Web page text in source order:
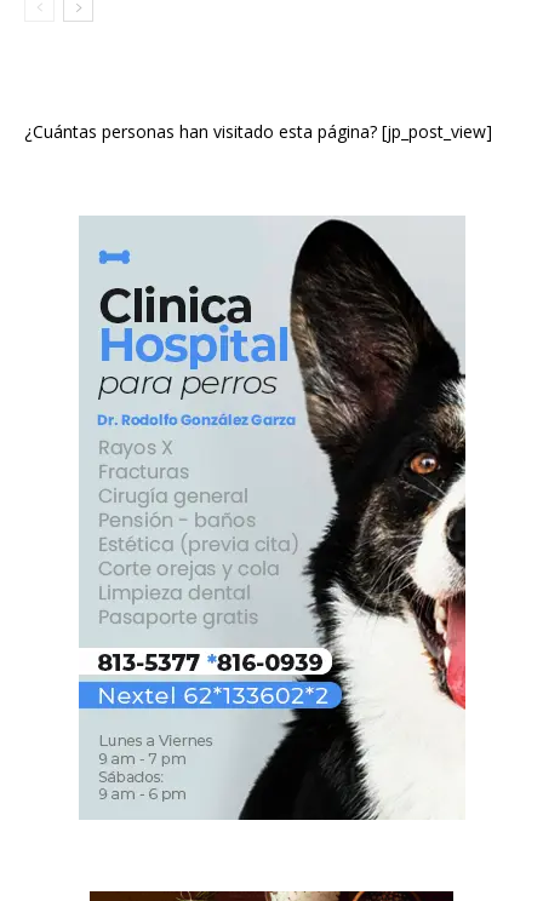
¿Cuántas personas han visitado esta página? [jp_post_view]